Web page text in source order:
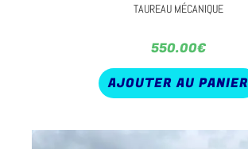
TAUREAU MÉCANIQUE
550.00€
AJOUTER AU PANIER